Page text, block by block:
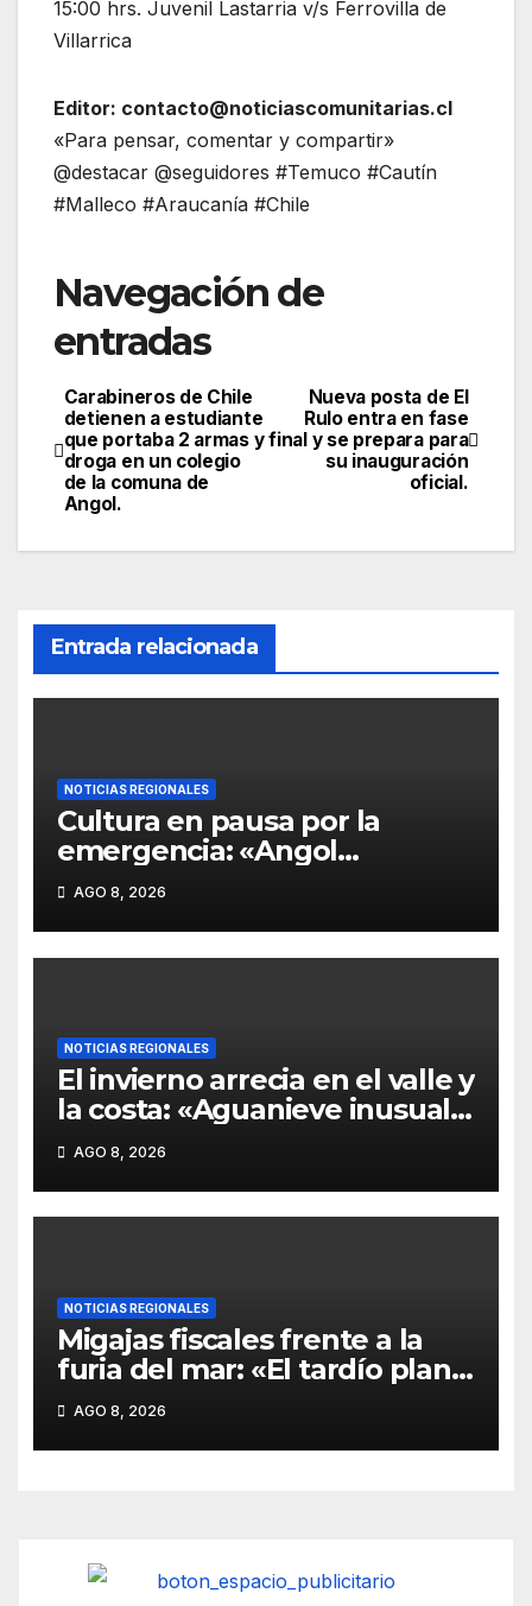
15:00 hrs. Juvenil Lastarria v/s Ferrovilla de
Villarrica
Editor: contacto@noticiascomunitarias.cl
«Para pensar, comentar y compartir»
@destacar @seguidores #Temuco #Cautín
#Malleco #Araucanía #Chile
Navegación de
entradas
Nueva posta de El
Rulo entra en fase
final y se prepara para
su inauguración
oficial.
Carabineros de Chile
detienen a estudiante
que portaba 2 armas y
droga en un colegio
de la comuna de
Angol.
Entrada relacionada
NOTICIAS REGIONALES
Cultura en pausa por la
emergencia: «Angol
suspende el tradicional
festival «Brotes de Chile»
ante la incapacidad estatal de
financiar la reconstrucción»
AGO 8, 2026
NOTICIAS REGIONALES
El invierno arrecia en el valle y
la costa: «Aguanieve inusual
en Carahue y Victoria expone
la vulnerabilidad de las rutas
de La Araucanía»
AGO 8, 2026
NOTICIAS REGIONALES
Migajas fiscales frente a la
furia del mar: «El tardío plan
de mitigación para la pesca
artesanal que no cubre el
desastre costero»
AGO 8, 2026